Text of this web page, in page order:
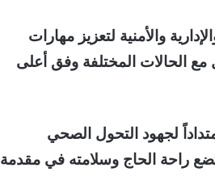
والأمنية لتعزيز مهارات
مع الحالات المختلفة وفق أعلى
لجهود التحول الصحي
راحة الحاج وسلامته في مقدمة